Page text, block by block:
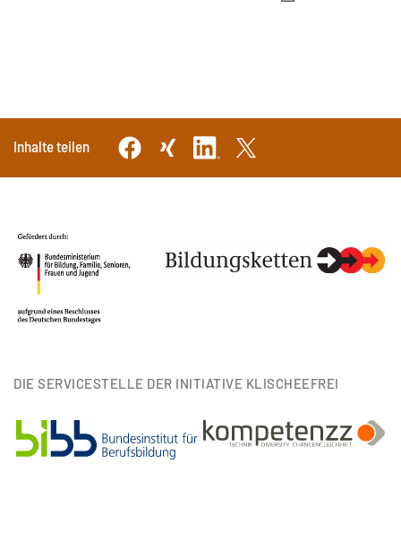
Inhalte teilen
DIE SERVICESTELLE DER INITIATIVE KLISCHEEFREI